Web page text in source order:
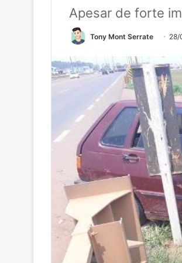
Apesar de forte
Tony Mont Serrate 28/